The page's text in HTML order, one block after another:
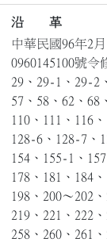
沿 革
中華民國96年2
0960145100號令
29、29-1、29-2
57、58、62、68
110、111、116
128-6、128-7、
154、155-1、
178、181、184
198、200～202
219、221、222
258、260、261